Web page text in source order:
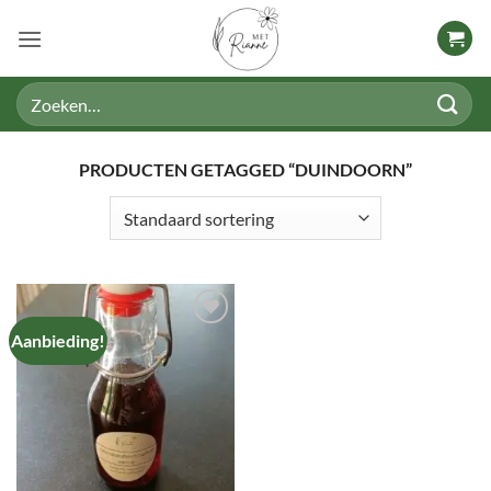
naar
Zoeken
naar:
PRODUCTEN GETAGGED “DUINDOORN”
Aanbieding!
TOEVOEGEN
AAN
VERLANGLIJST